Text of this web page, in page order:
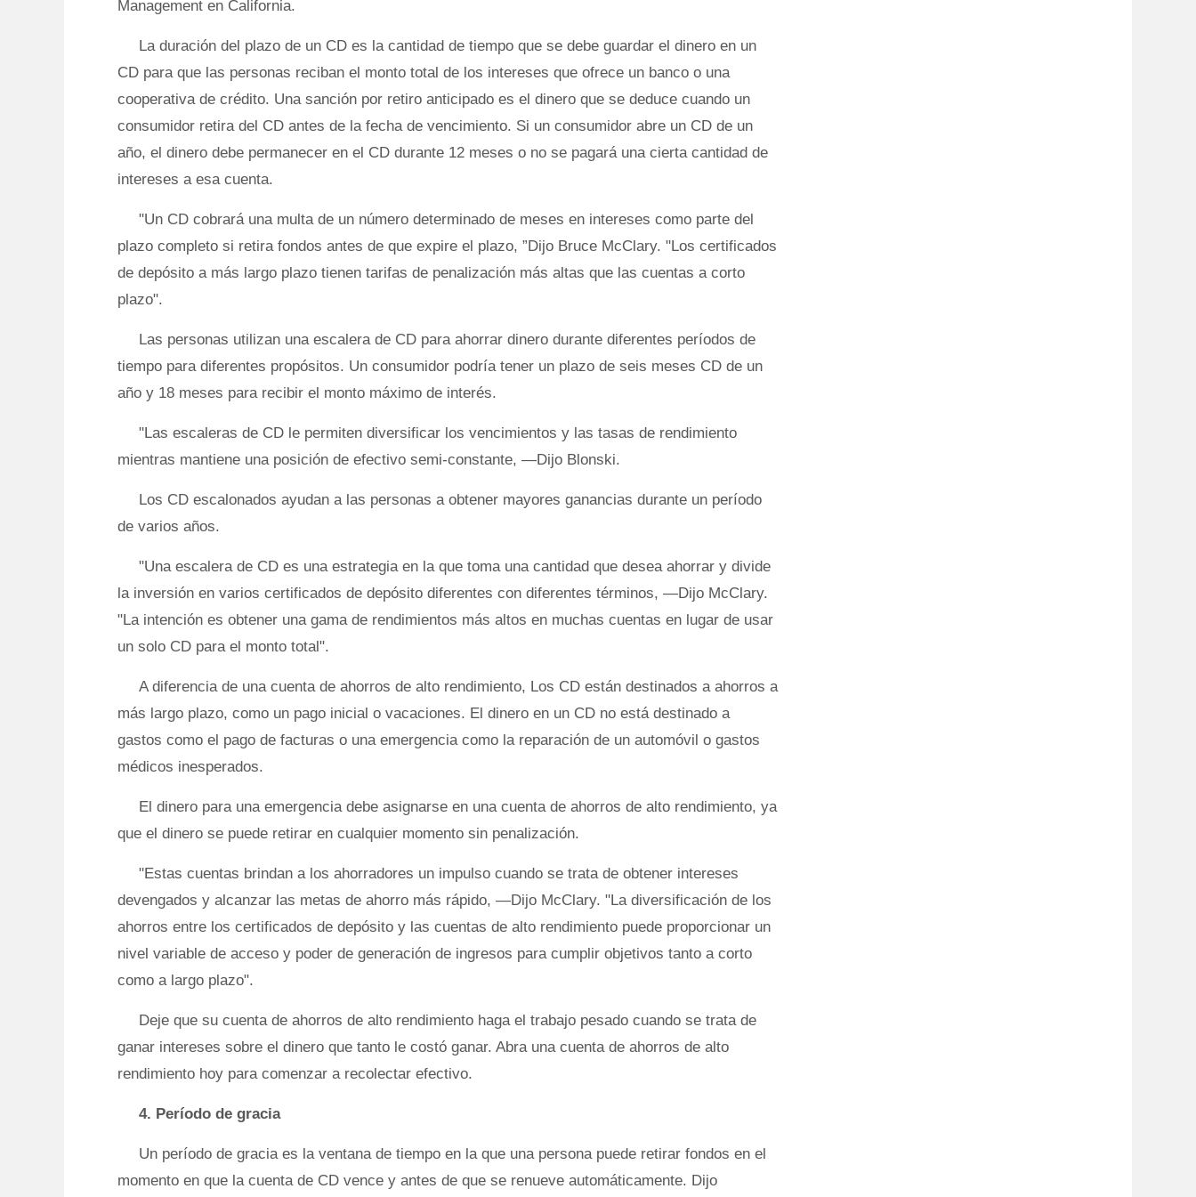
Management en California.
La duración del plazo de un CD es la cantidad de tiempo que se debe guardar el dinero en un
CD para que las personas reciban el monto total de los intereses que ofrece un banco o una
cooperativa de crédito. Una sanción por retiro anticipado es el dinero que se deduce cuando un
consumidor retira del CD antes de la fecha de vencimiento. Si un consumidor abre un CD de un
año, el dinero debe permanecer en el CD durante 12 meses o no se pagará una cierta cantidad de
intereses a esa cuenta.
"Un CD cobrará una multa de un número determinado de meses en intereses como parte del
plazo completo si retira fondos antes de que expire el plazo, ”Dijo Bruce McClary. "Los certificados
de depósito a más largo plazo tienen tarifas de penalización más altas que las cuentas a corto
plazo".
Las personas utilizan una escalera de CD para ahorrar dinero durante diferentes períodos de
tiempo para diferentes propósitos. Un consumidor podría tener un plazo de seis meses CD de un
año y 18 meses para recibir el monto máximo de interés.
"Las escaleras de CD le permiten diversificar los vencimientos y las tasas de rendimiento
mientras mantiene una posición de efectivo semi-constante, —Dijo Blonski.
Los CD escalonados ayudan a las personas a obtener mayores ganancias durante un período
de varios años.
"Una escalera de CD es una estrategia en la que toma una cantidad que desea ahorrar y divide
la inversión en varios certificados de depósito diferentes con diferentes términos, —Dijo McClary.
"La intención es obtener una gama de rendimientos más altos en muchas cuentas en lugar de usar
un solo CD para el monto total".
A diferencia de una cuenta de ahorros de alto rendimiento, Los CD están destinados a ahorros a
más largo plazo, como un pago inicial o vacaciones. El dinero en un CD no está destinado a
gastos como el pago de facturas o una emergencia como la reparación de un automóvil o gastos
médicos inesperados.
El dinero para una emergencia debe asignarse en una cuenta de ahorros de alto rendimiento, ya
que el dinero se puede retirar en cualquier momento sin penalización.
"Estas cuentas brindan a los ahorradores un impulso cuando se trata de obtener intereses
devengados y alcanzar las metas de ahorro más rápido, —Dijo McClary. "La diversificación de los
ahorros entre los certificados de depósito y las cuentas de alto rendimiento puede proporcionar un
nivel variable de acceso y poder de generación de ingresos para cumplir objetivos tanto a corto
como a largo plazo".
Deje que su cuenta de ahorros de alto rendimiento haga el trabajo pesado cuando se trata de
ganar intereses sobre el dinero que tanto le costó ganar. Abra una cuenta de ahorros de alto
rendimiento hoy para comenzar a recolectar efectivo.
4. Período de gracia
Un período de gracia es la ventana de tiempo en la que una persona puede retirar fondos en el
momento en que la cuenta de CD vence y antes de que se renueve automáticamente. Dijo